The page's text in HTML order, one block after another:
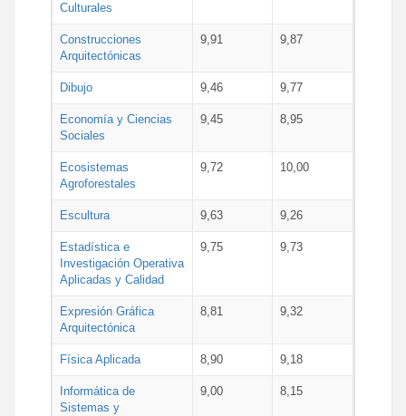
Culturales
Construcciones
Arquitectónicas
9,91 9,87
Dibujo 9,46 9,77
Economía y Ciencias
Sociales
9,45 8,95
Ecosistemas
Agroforestales
9,72 10,00
Escultura 9,63 9,26
Estadística e
Investigación Operativa
Aplicadas y Calidad
9,75 9,73
Expresión Gráfica
Arquitectónica
8,81 9,32
Física Aplicada 8,90 9,18
Informática de
Sistemas y
9,00 8,15